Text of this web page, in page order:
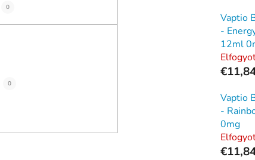
0
0
Vaptio
-
12ml
Vaptio
-
0mg